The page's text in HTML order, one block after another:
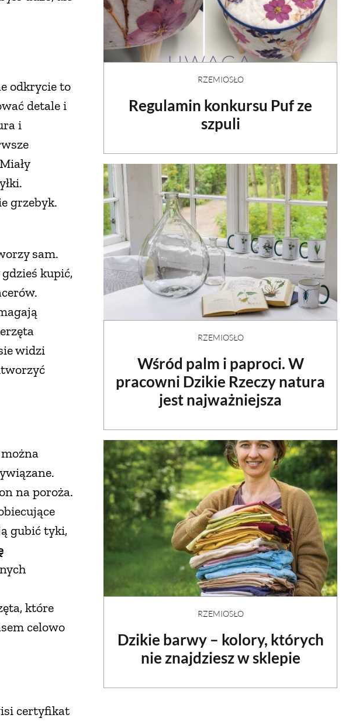
odkrycie to
detale i
i
grzebyk.
sam.
kupić,
widzi
na poroża.
gubić tyki,
które
celowo
certyfikat
RZEMIOSŁO
Regulamin konkursu Puf ze
szpuli
RZEMIOSŁO
Wśród palm i paproci. W
pracowni Dzikie Rzeczy natura
jest najważniejsza
RZEMIOSŁO
Dzikie barwy – kolory, których
nie znajdziesz w sklepie